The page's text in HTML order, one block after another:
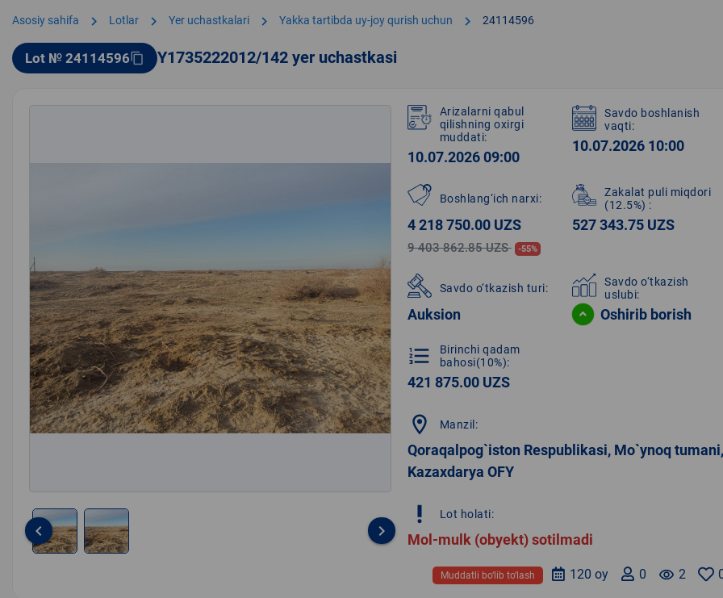
Asosiy sahifa chevron_right Lotlar chevron_right Yer uchastkalari chevron_right Yakka tartibda uy-joy qurish uchun chevron_right 24114596
Lot № 24114596content_copy Y1735222012/142 yer uchastkasi
keyboard_arrow_left keyboard_arrow_right
Arizalarni qabul
qilishning oxirgi
muddati:
10.07.2026 09:00
Savdo boshlanish
vaqti:
10.07.2026 10:00
Boshlang‘ich narxi:
4 218 750.00 UZS
9 403 862.85 UZS -55%
Zakalat puli miqdori
(12.5%) :
527 343.75 UZS
Savdo o‘tkazish turi:
Auksion
Savdo o‘tkazish
uslubi:
Oshirib borish
format_list_numbered
Birinchi qadam
bahosi(10%):
421 875.00 UZS
location_on Manzil:
Qoraqalpog`iston Respublikasi, Mo`ynoq tumani,
Kazaxdarya OFY
priority_high Lot holati:
Mol-mulk (obyekt) sotilmadi
remove_red_eye 2
0
120 oy
Muddatli bo‘lib to‘lash